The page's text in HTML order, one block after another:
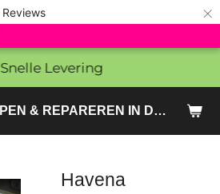
Reviews ×
FATBIKES KOPEN & REPAREREN IN DEN HAAG EN ZOETERMEER - SACHE BIKES
Snelle Levering
Havena